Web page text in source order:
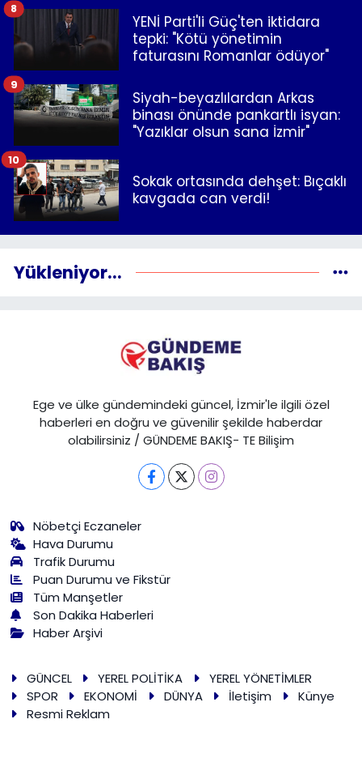
YENİ Parti'li Güç'ten iktidara
tepki: "Kötü yönetimin
faturasını Romanlar ödüyor"
8
Siyah-beyazlılardan Arkas
binası önünde pankartlı isyan:
"Yazıklar olsun sana İzmir"
9
Sokak ortasında dehşet: Bıçaklı
kavgada can verdi!
10
Yükleniyor...
Ege ve ülke gündemindeki güncel, İzmir'le ilgili özel
haberleri en doğru ve güvenilir şekilde haberdar
olabilirsiniz / GÜNDEME BAKIŞ- TE Bilişim
Nöbetçi Eczaneler
Hava Durumu
Trafik Durumu
Puan Durumu ve Fikstür
Tüm Manşetler
Son Dakika Haberleri
Haber Arşivi
GÜNCEL YEREL POLİTİKA
YEREL YÖNETİMLER
SPOR
EKONOMİ DÜNYA İletişim
Künye
Resmi Reklam